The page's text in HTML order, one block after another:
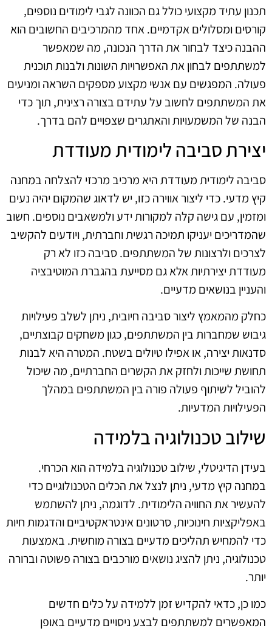
תכנון עתיד מקצועי כולל גם הכוונה לגבי לימודים נוספים,
קורסים ומסלולים אקדמיים. אחד מהמרכיבים החשובים הוא
ההבנה כיצד לבחור את הדרך הנכונה, מה שמאפשר
למשתתפים לבחון את האפשרויות השונות ולבנות תוכנית
פעולה. המפגשים עם אנשי מקצוע מספקים השראה ומניעים
את המשתתפים לחשוב על עתידם בצורה רצינית, תוך כדי
הבנה של המשמעויות והאתגרים שצפויים להם בדרך.
יצירת סביבה לימודית מעודדת
סביבה לימודית מעודדת היא מרכיב מרכזי להצלחה במחנה
קיץ מדעי. כדי ליצור אווירה כזו, יש לדאוג שהמקום יהיה נעים
ומזמין, עם גישה קלה למקורות ידע ולמשאבים נוספים. חשוב
שהמדריכים יעניקו תמיכה רגשית וחברתית, ויודעים להקשיב
לצרכים ולרצונות של המשתתפים. סביבה כזו לא רק
מעודדת יצירתיות אלא גם מסייעת בהגברת המוטיבציה
והעניין בנושאים מדעיים.
כחלק מהמאמץ ליצור סביבה חיובית, ניתן לשלב פעילויות
גיבוש שמחברות בין המשתתפים, כגון משחקים קבוצתיים,
סדנאות יצירה, או אפילו טיולים בשטח. המטרה היא לבנות
תחושת שייכות ולחזק את הקשרים החברתיים, מה שיכול
להוביל לשיתוף פעולה פורה בין המשתתפים במהלך
הפעילויות המדעיות.
שילוב טכנולוגיה בלמידה
בעידן הדיגיטלי, שילוב טכנולוגיה בלמידה הוא הכרחי.
במחנה קיץ מדעי, ניתן לנצל את הכלים הטכנולוגיים כדי
להעשיר את החוויה הלימודית. לדוגמה, ניתן להשתמש
באפליקציות חינוכיות, סרטונים אינטראקטיביים והדגמות חיות
כדי להמחיש תהליכים מדעיים בצורה מוחשית. באמצעות
טכנולוגיה, ניתן להציג נושאים מורכבים בצורה פשוטה וברורה
יותר.
כמו כן, כדאי להקדיש זמן ללמידה על כלים חדשים
המאפשרים למשתתפים לבצע ניסויים מדעיים באופן